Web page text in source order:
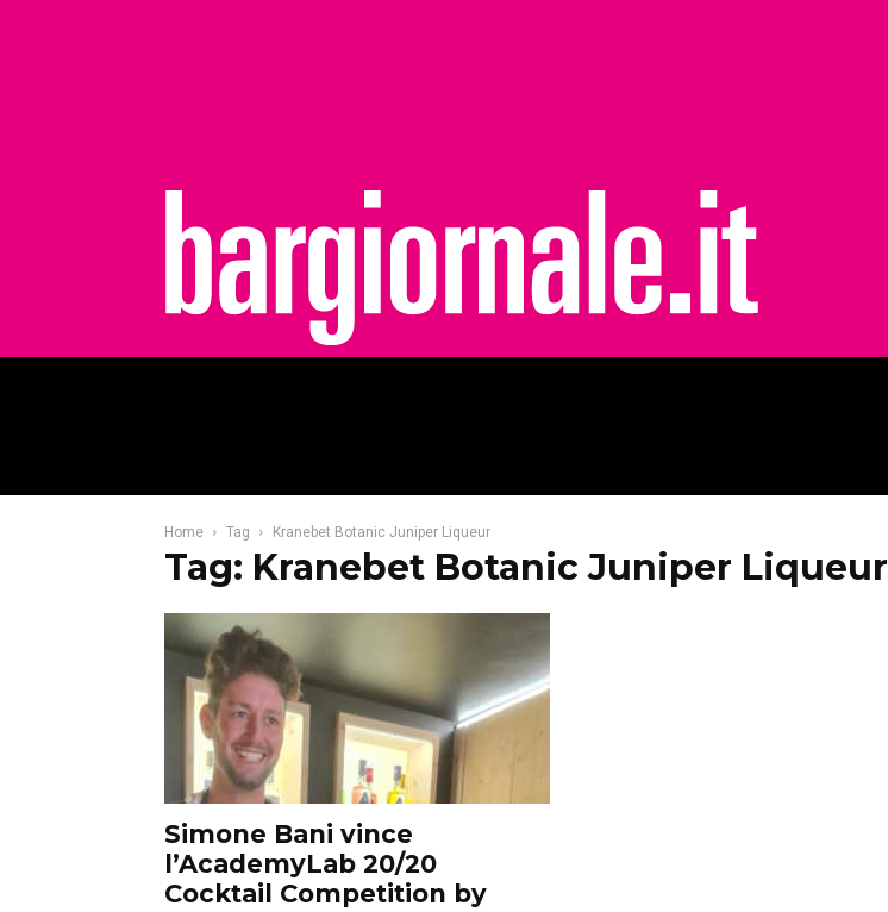
Home Tag Kranebet Botanic Juniper Liqueur
Tag: Kranebet Botanic Juniper Liqueur
Simone Bani vince
l’AcademyLab 20/20
Cocktail Competition by